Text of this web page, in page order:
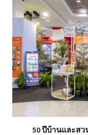
50 ปีบ้านและส